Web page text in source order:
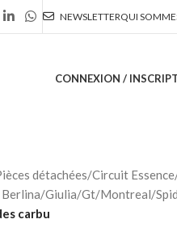
NEWSLETTERQUI
CONNEXION /
détachées/Circuit Essence
Giulia/Gt/Montreal/
carbu